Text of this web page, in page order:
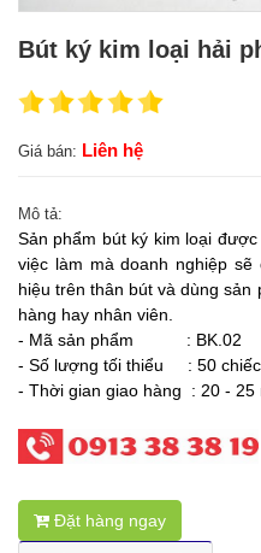
Bút ký kim loại hải
Giá bán: Liên hệ
Mô tả:
Sản phẩm bút ký kim loại
việc làm mà doanh nghiệp
hiệu trên thân bút và dùng sản
hàng hay nhân viên.
- Mã sản phẩm : BK.02
- Số lượng tối thiểu : 50 chiếc
- Thời gian giao hàng : 20 - 25
Đặt hàng ngay